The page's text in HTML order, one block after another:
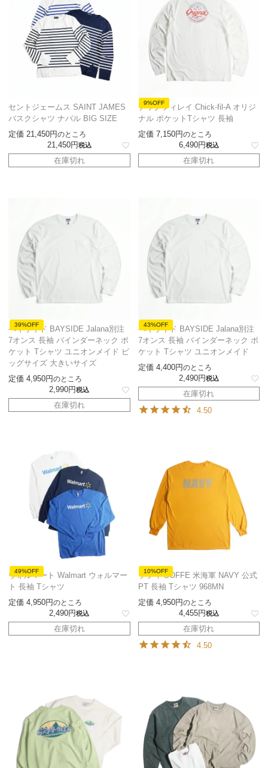
セントジェームス SAINT JAMES
バスクシャツ ナバル BIG SIZE
定価 21,450 のところ
21,450 税込
在庫切れ
9%OFF
チックフィレイ Chick-fil-A オリジ
ナル ポケットTシャツ 長袖
定価 7,150 のところ
6,490 税込
在庫切れ
39%OFF
ベイサイド BAYSIDE Jalana別注
7オンス 長袖 バインダーネック ポ
ケット Tシャツ ユニオンメイド ビ
ッグサイズ 大きいサイズ
定価 4,950 のところ
2,990 税込
在庫切れ
43%OFF
ベイサイド BAYSIDE Jalana別注
7オンス 長袖 バインダーネック ポ
ケット Tシャツ ユニオンメイド
定価 4,400 のところ
2,490 税込
在庫切れ
4.50
49%OFF
ウォルマート Walmart ウォルマー
ト 長袖 Tシャツ
定価 4,950 のところ
2,490 税込
在庫切れ
10%OFF
ソフィ SOFFE 米海軍 NAVY 公式
PT 長袖 Tシャツ 968MN
定価 4,950 のところ
4,455 税込
在庫切れ
4.50